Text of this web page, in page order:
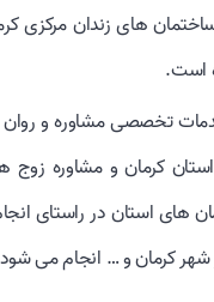
های زندان مرکزی
است.
خدمات تخصصی مشاوره و
کرمان و مشاوره
های استان در راستای
شهر کرمان و … انجام می